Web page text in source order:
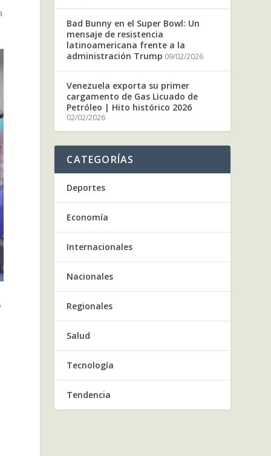
Bad Bunny en el Super Bowl: Un
mensaje de resistencia
latinoamericana frente a la
administración Trump 09/02/2026
Venezuela exporta su primer
cargamento de Gas Licuado de
Petróleo | Hito histórico 2026
02/02/2026
CATEGORÍAS
Deportes
Economía
Internacionales
Nacionales
Regionales
Salud
Tecnología
Tendencia